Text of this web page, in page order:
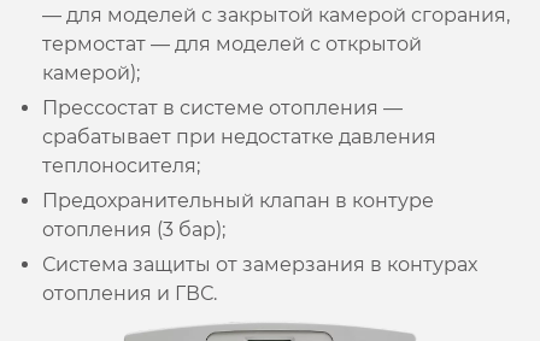
— для моделей с закрытой камерой сгорания,
термостат — для моделей с открытой
камерой);
Прессостат в системе отопления —
срабатывает при недостатке давления
теплоносителя;
Предохранительный клапан в контуре
отопления (3 бар);
Система защиты от замерзания в контурах
отопления и ГВС.